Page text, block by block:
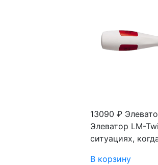
13090 ₽
Элеватор LM-
ситуациях,
В корзину